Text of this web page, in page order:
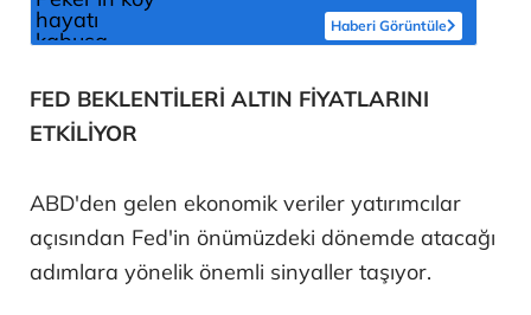
Haberi Görüntüle
FED BEKLENTİLERİ ALTIN FİYATLARINI
ETKİLİYOR
ABD'den gelen ekonomik veriler yatırımcılar
açısından Fed'in önümüzdeki dönemde atacağı
adımlara yönelik önemli sinyaller taşıyor.